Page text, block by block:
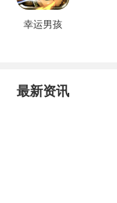
幸运男孩
最新资讯